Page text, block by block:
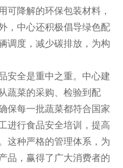
可降解的环保包装材料，
，中心还积极倡导绿色配
调度，减少碳排放，为构
安全是重中之重。中心建
蔬菜的采购、检验到配
保每一批蔬菜都符合国家
进行食品安全培训，提高
这种严格的管理体系，为
品，赢得了广大消费者的